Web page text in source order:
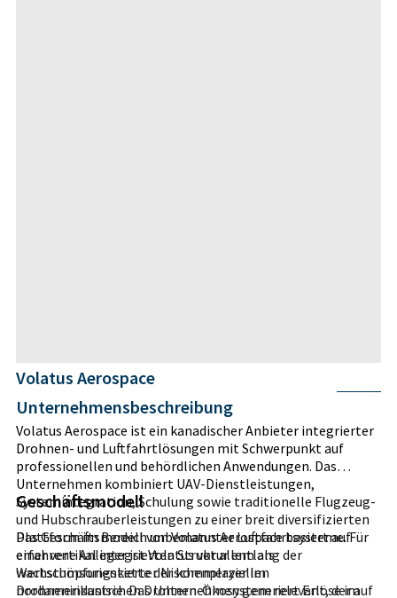
Volatus Aerospace
Unternehmensbeschreibung
Volatus Aerospace ist ein kanadischer Anbieter integrierter
Drohnen- und Luftfahrtlösungen mit Schwerpunkt auf
professionellen und behördlichen Anwendungen. Das
Unternehmen kombiniert UAV-Dienstleistungen,
Systemintegration, Schulung sowie traditionelle Flugzeug-
und Hubschrauberleistungen zu einer breit diversifizierten
Plattform im Bereich unbemannter Luftfahrtsysteme. Für
erfahrene Anleger ist Volatus vor allem als
wachstumsorientierter Nischenplayer im
nordamerikanischen Drohnen-Ökosystem relevant, der auf
Geschäftsmodell
Das Geschäftsmodell von Volatus Aerospace basiert auf
einer vertikal integrierten Struktur entlang der
Wertschöpfungskette der kommerziellen
Drohnenindustrie. Das Unternehmen generiert Erlöse im